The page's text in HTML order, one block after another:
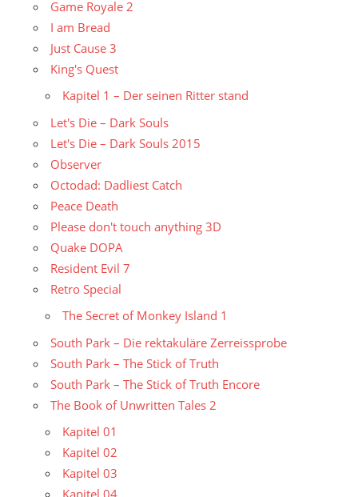
Game Royale 2
I am Bread
Just Cause 3
King's Quest
Kapitel 1 – Der seinen Ritter stand
Let's Die – Dark Souls
Let's Die – Dark Souls 2015
Observer
Octodad: Dadliest Catch
Peace Death
Please don't touch anything 3D
Quake DOPA
Resident Evil 7
Retro Special
The Secret of Monkey Island 1
South Park – Die rektakuläre Zerreissprobe
South Park – The Stick of Truth
South Park – The Stick of Truth Encore
The Book of Unwritten Tales 2
Kapitel 01
Kapitel 02
Kapitel 03